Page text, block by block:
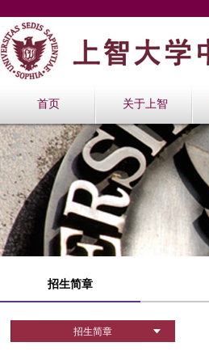
首页 关于上智
招生简章
招生简章